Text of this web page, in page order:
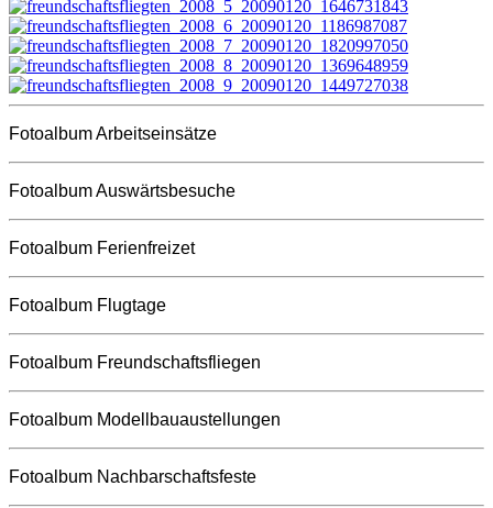
Fotoalbum Arbeitseinsätze
Fotoalbum Auswärtsbesuche
Fotoalbum Ferienfreizet
Fotoalbum Flugtage
Fotoalbum Freundschaftsfliegen
Fotoalbum Modellbauaustellungen
Fotoalbum Nachbarschaftsfeste